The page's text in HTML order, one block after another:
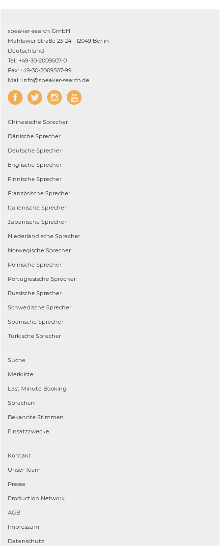
speaker-search GmbH
Mahlower Straße 23-24 - 12049 Berlin
Deutschland
Tel.: +49-30-2009507-0
Fax: +49-30-2009507-99
Mail: info@speaker-search.de
Chinesische Sprecher
Dänische Sprecher
Deutsche Sprecher
Englische Sprecher
Finnische Sprecher
Französische Sprecher
Italienische Sprecher
Japanische Sprecher
Niederländische Sprecher
Norwegische Sprecher
Polnische Sprecher
Portugiesische Sprecher
Russische Sprecher
Schwedische Sprecher
Spanische Sprecher
Türkische Sprecher
Suche
Merkliste
Last Minute Booking
Sprachen
Bekannte Stimmen
Einsatzzwecke
Kontakt
Unser Team
Presse
Production Network
AGB
Impressum
Datenschutz